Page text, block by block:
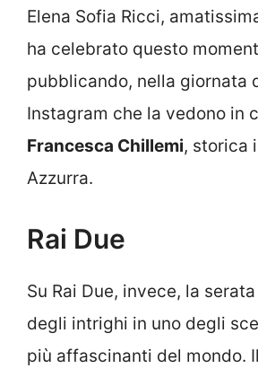
Elena Sofia Ricci,
ha celebrato questo
pubblicando, nella giornata
Instagram che la vedono in
Francesca Chillemi, storica
Azzurra.
Rai Due
Su Rai Due, invece, la
degli intrighi in uno degli
più affascinanti del mondo.